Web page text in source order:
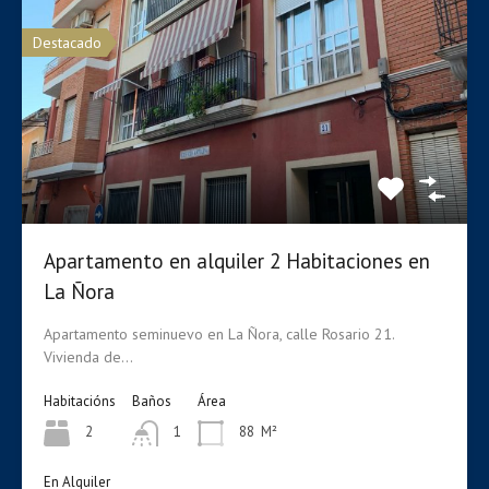
Destacado
Hot
Apartamento en alquiler en Algezares Calle
San Francisco
Apartamento en alquiler 2 Habitaciones en
La Ñora
Apartamento seminuevo en La Ñora, calle Rosario 21.
Vivienda de…
Habitacións
2
Baños
1
Área
88 M²
En Alquiler